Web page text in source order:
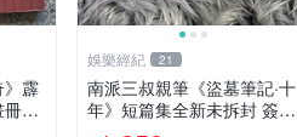
》霹
，
寫
娛樂經紀 21
南派三叔親筆《盜墓筆記·十
年》短篇集全新未拆封 簽名
清晰 收藏推薦 盜墓筆記 十